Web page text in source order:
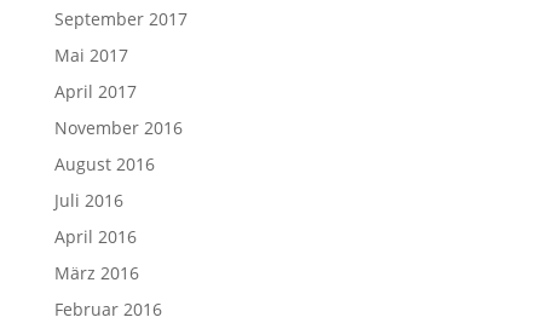
September 2017
Mai 2017
April 2017
November 2016
August 2016
Juli 2016
April 2016
März 2016
Februar 2016